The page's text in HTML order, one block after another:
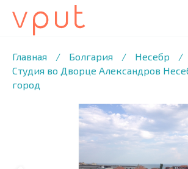
Главная / Болгария / Несебр
/
Студия во Дворце Александров
город
/16 ФОТО